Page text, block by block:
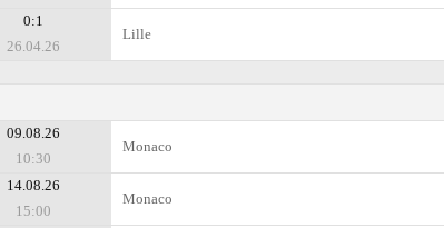
0:1
26.04.26
Lille
09.08.26
10:30
Monaco
14.08.26
15:00
Monaco